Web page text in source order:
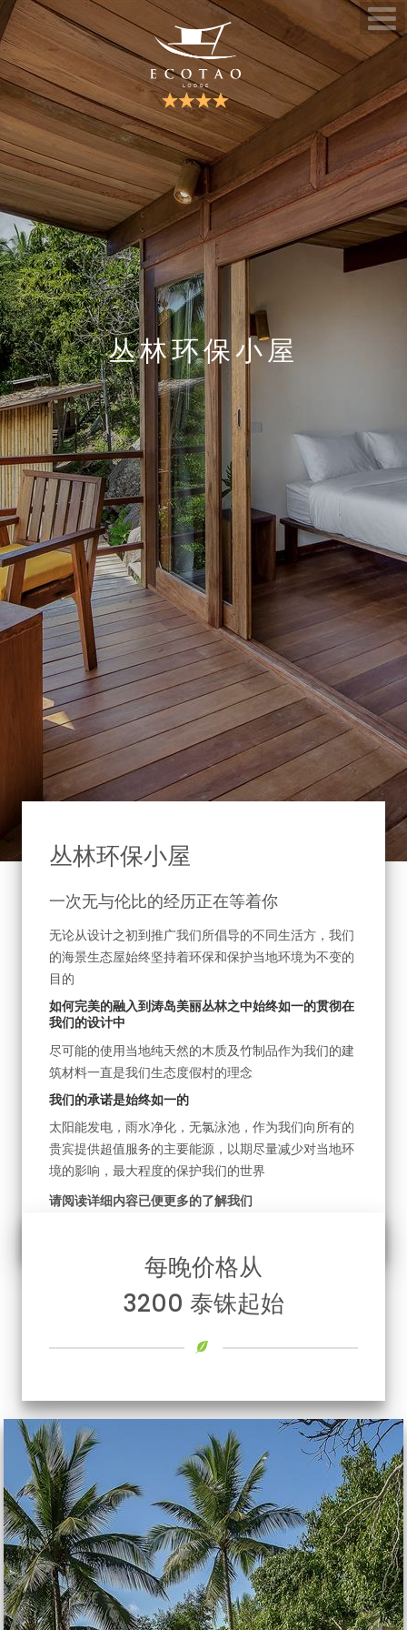
丛林环保小屋
服务
我们的理念
联系我们
丛林环保小屋
海景生态屋
生态套房
English
Chinese
Dutch
Français
German
Italian
Japanese
Spanish
Korean
丛林环保小屋
一次无与伦比的经历正在等着你
无论从设计之初到推广我们所倡导的不同生活方，我们
的海景生态屋始终坚持着环保和保护当地环境为不变的
目的
如何完美的融入到涛岛美丽丛林之中始终如一的贯彻在
我们的设计中
尽可能的使用当地纯天然的木质及竹制品作为我们的建
筑材料一直是我们生态度假村的理念
我们的承诺是始终如一的
太阳能发电，雨水净化，无氯泳池，作为我们向所有的
贵宾提供超值服务的主要能源，以期尽量减少对当地环
境的影响，最大程度的保护我们的世界
请阅读详细内容已便更多的了解我们
每晚价格从
3200 泰铢起始